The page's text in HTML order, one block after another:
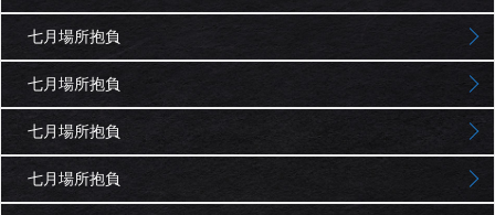
七月場所抱負
七月場所抱負
七月場所抱負
七月場所抱負